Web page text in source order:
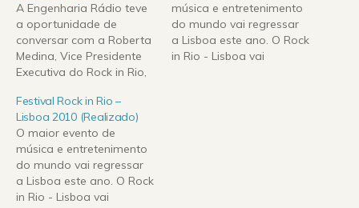
A Engenharia Rádio teve
a oportunidade de
conversar com a Roberta
Medina, Vice Presidente
Executiva do Rock in Rio,
deixar de ser o tema
central da conversa foi o
maior evento de música e
entretenimento do
mundo. Entre os vários
assuntos abordados,
conta-nos como nasceu
música e entretenimento
do mundo vai regressar
a Lisboa este ano. O Rock
in Rio - Lisboa vai
Festival Rock in Rio –
Lisboa 2010 (Realizado)
O maior evento de
música e entretenimento
do mundo vai regressar
a Lisboa este ano. O Rock
in Rio - Lisboa vai